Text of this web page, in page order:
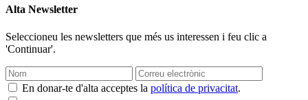
Alta Newsletter
Seleccioneu les newsletters que més us interessen i feu clic a
'Continuar'.
En donar-te d'alta acceptes la política de privacitat.